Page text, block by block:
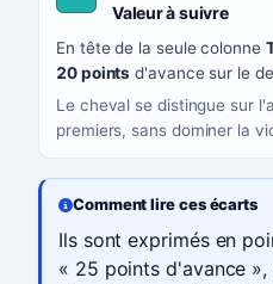
Valeur à suivre,
En tête de la seule colonne
20 points d'avance sur le
Le cheval se distingue sur
premiers, sans dominer la
Comment lire ces écarts
Ils sont exprimés en
« 25 points d'avance